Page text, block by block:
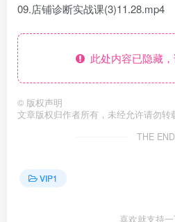
09.店铺诊断实战课(3)11.28.mp4
此处内容已隐藏，
© 版权声明
文章版权归作者所有，未经允许请勿转
THE END
VIP1
喜欢就支持